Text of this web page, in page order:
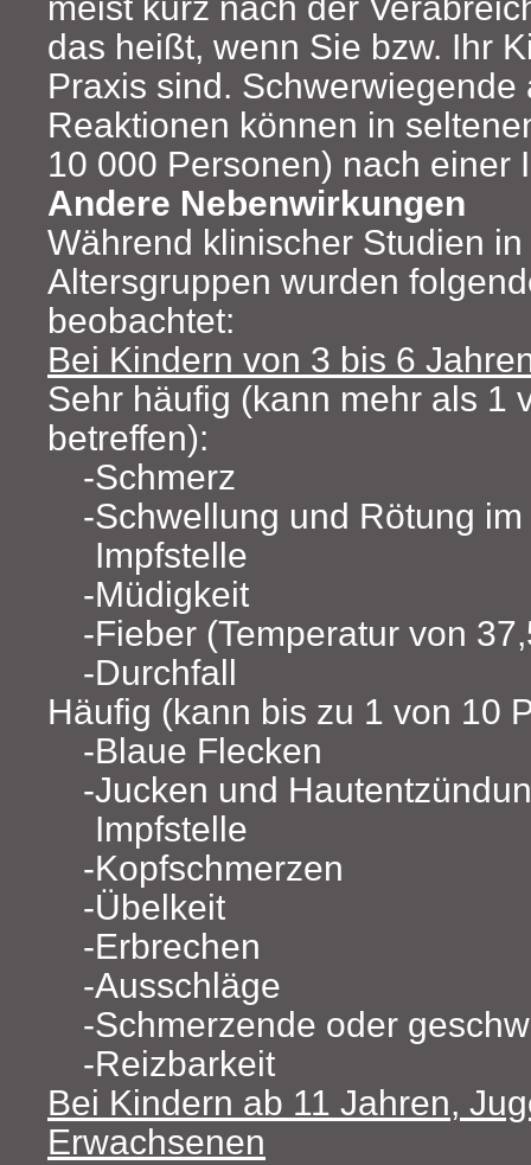
das heißt, wenn Sie bzw. Ihr
Praxis sind. Schwerwiegende
Reaktionen können in
10 000 Personen) nach einer
Andere Nebenwirkungen
Während klinischer Studien
Altersgruppen wurden
beobachtet:
Bei Kindern von 3 bis 6
Sehr häufig (kann mehr als 1
betreffen):
Schmerz
Schwellung und Rötung
Impfstelle
Müdigkeit
Fieber (Temperatur von
Durchfall
Häufig (kann bis zu 1 von 10
Blaue Flecken
Jucken und
Impfstelle
Kopfschmerzen
Übelkeit
Erbrechen
Ausschläge
Schmerzende oder
Reizbarkeit
Bei Kindern ab 11 Jahren,
Erwachsenen